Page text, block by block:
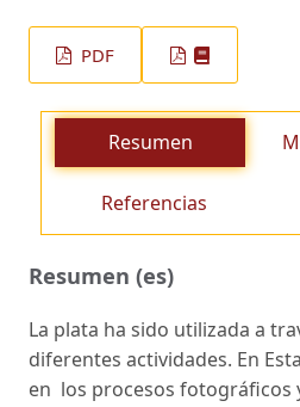
PDF
Resumen
Referencias
Resumen (es)
La plata ha sido utilizada a
diferentes actividades. En
en los procesos fotográficos